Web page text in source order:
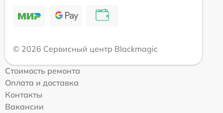
© 2026 Сервисный центр Blackmagic
Стоимость ремонта
Оплата и доставка
Контакты
Вакансии